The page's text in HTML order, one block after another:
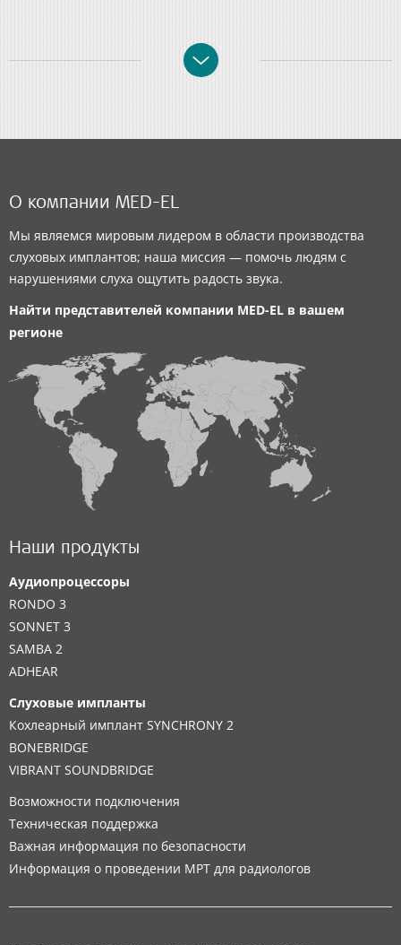
О компании MED-EL
Мы являемся мировым лидером в области производства
слуховых имплантов; наша миссия — помочь людям с
нарушениями слуха ощутить радость звука.
Найти представителей компании MED-EL в вашем
регионе
Наши продукты
Аудиопроцессоры
RONDO 3
SONNET 3
SAMBA 2
ADHEAR
Слуховые импланты
Кохлеарный имплант SYNCHRONY 2
BONEBRIDGE
VIBRANT SOUNDBRIDGE
Возможности подключения
Техническая поддержка
Важная информация по безопасности
Информация о проведении МРТ для радиологов